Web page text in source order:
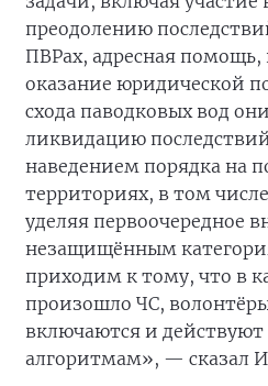
преодолению
ПВРах, адресная помощь,
оказание юридической
схода паводковых вод
ликвидацию
наведением порядка на
территориях, в том
уделяя первоочередное
незащищённым
приходим к тому, что в
произошло ЧС,
включаются и
алгоритмам», — сказал